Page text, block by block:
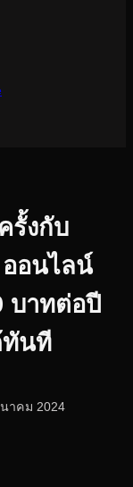
รั้งกับ
อนไลน์
บาทต่อปี
ทันที
าคม 2024